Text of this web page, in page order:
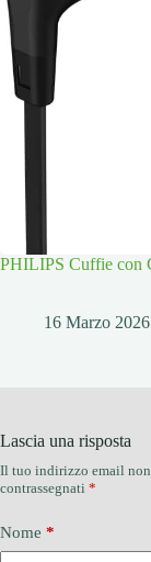
PHILIPS Cuffie con
16 Marzo 2026
Lascia una risposta
Il tuo indirizzo email
contrassegnati *
Nome *